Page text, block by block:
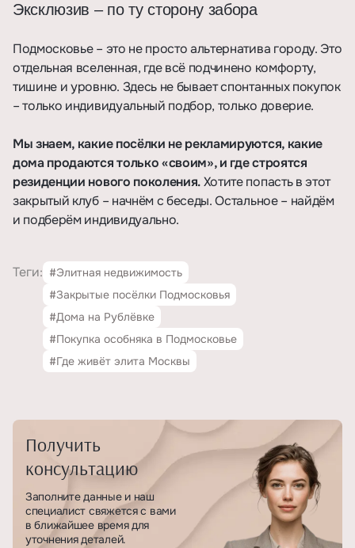
Эксклюзив – по ту сторону забора
Подмосковье – это не просто альтернатива городу. Это
отдельная вселенная, где всё подчинено комфорту,
тишине и уровню. Здесь не бывает спонтанных покупок
– только индивидуальный подбор, только доверие.
Мы знаем, какие посёлки не рекламируются, какие
дома продаются только «своим», и где строятся
резиденции нового поколения.Хотите попасть в этот
закрытый клуб – начнём с беседы. Остальное – найдём
и подберём индивидуально.
Теги: #Элитная недвижимость
#Закрытые посёлки Подмосковья
#Дома на Рублёвке
#Покупка особняка в Подмосковье
#Где живёт элита Москвы
Получить
консультацию
Заполните данные и наш
специалист свяжется с вами
в ближайшее время для
уточнения деталей.